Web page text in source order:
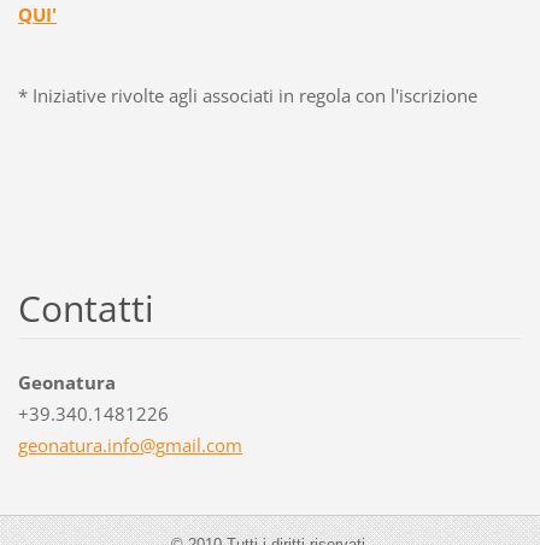
QUI'
* Iniziative rivolte agli associati in regola con l'iscrizione
Contatti
Geonatura
+39.340.1481226
geonatura.info@gmail.com